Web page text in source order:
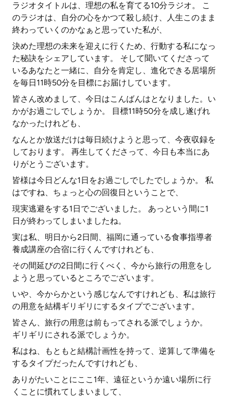
ラジオタイトルは、理想の私を育てる10分ラジオ。 こ
のラジオは、自分の心をかつて殺し続け、人生このまま
終わっていくのかなぁと思っていた私が、
決めた理想の未来を迎えに行くため、行動する私になっ
た秘訣をシェアしています。 そして聞いてくださって
いるあなたと一緒に、自分を肯定し、進化できる居場所
を毎日11時50分を目標にお届けしています。
皆さん改めまして、今日はこんばんはとなりました。い
かがお過ごしでしょうか。 目標11時50分を成し遂げれ
なかったけれども、
なんとか放送だけは毎日続けようと思って、今夜収録を
しております。 再生してくださって、今日も本当にあ
りがとうございます。
皆様は今日どんな1日をお過ごしでしたでしょうか。 私
はですね、ちょっと心の回復日ということで、
現実逃避をする1日でございました。 あっという間に1
日が終わってしまいましたね。
実は私、明日から2日間、福岡に通っている食事指導者
養成講座の合宿に行くんですけれども、
その間延びの2日間に行くべく、今から旅行の用意をし
ようと思っているところでございます。
いや、今からかという感じなんですけれども、私は旅行
の用意を結構ギリギリにするタイプでございます。
皆さん、旅行の用意は前もってされる派でしょうか。
ギリギリにされる派でしょうか。
私はね、もともと結構計画性を持って、逆算して準備を
するタイプだったんですけれども、
ありがたいことにここ1年、遠征というか遠い場所に行
くことに慣れてしまいまして、